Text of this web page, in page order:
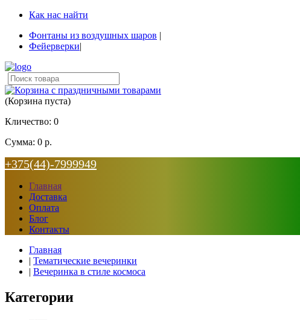
Как нас найти
Фонтаны из воздушных шаров |
Фейерверки|
(Корзина пуста)
Кличество: 0
Сумма: 0 р.
+375(44)-7999949
Главная
Доставка
Оплата
Блог
Контакты
Главная
| Тематические вечеринки
| Вечеринка в стиле космоса
Категории